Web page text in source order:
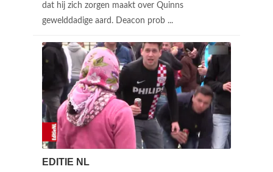
dat hij zich zorgen maakt over Quinns
gewelddadige aard. Deacon prob ...
EDITIE NL